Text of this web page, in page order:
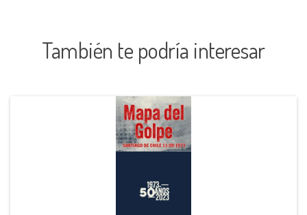
También te podría interesar